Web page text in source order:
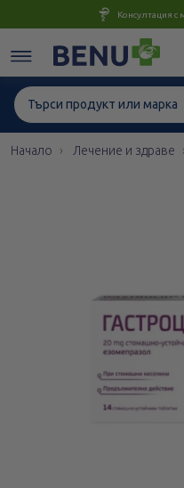
Консултация с
Начало Лечение и здраве